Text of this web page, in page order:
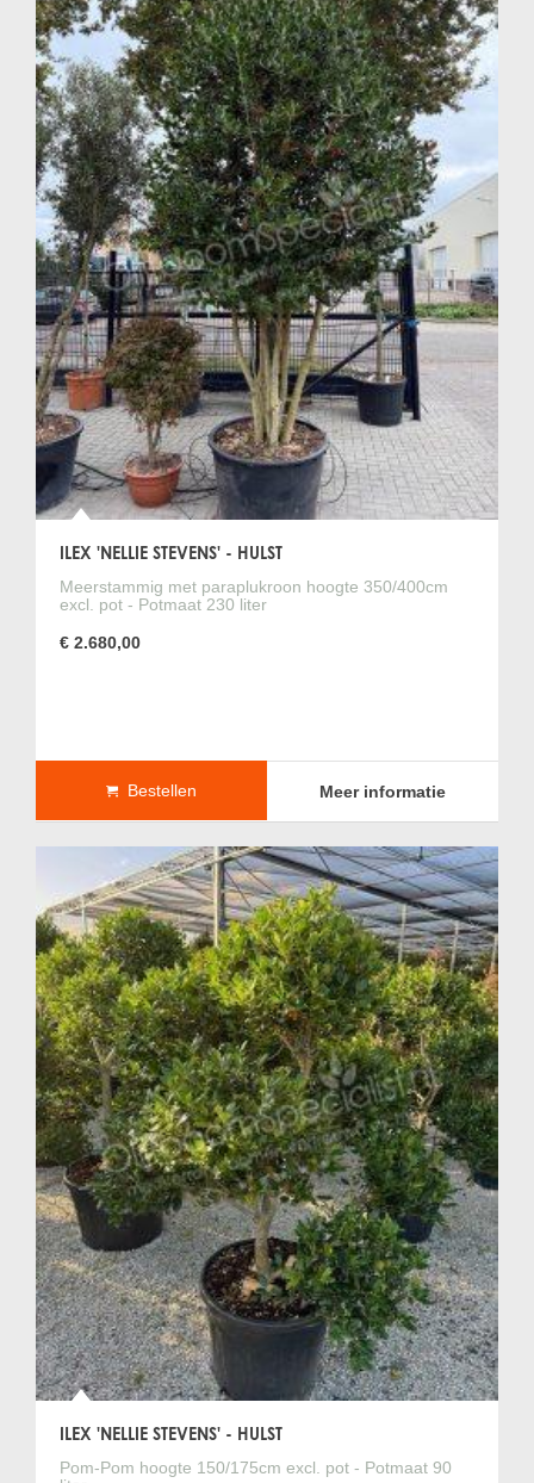
ILEX 'NELLIE STEVENS' - HULST
Meerstammig met paraplukroon hoogte 350/400cm
excl. pot - Potmaat 230 liter
€ 2.680,00
Bestellen Meer informatie
ILEX 'NELLIE STEVENS' - HULST
Pom-Pom hoogte 150/175cm excl. pot - Potmaat 90